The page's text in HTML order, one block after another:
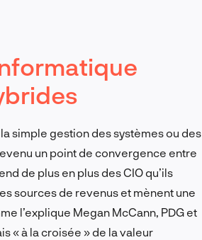
FR
simple gestion des systèmes ou des
un point de convergence entre
de plus en plus des CIO qu’ils
sources de revenus et mènent une
l’explique Megan McCann, PDG et
« à la croisée » de la valeur